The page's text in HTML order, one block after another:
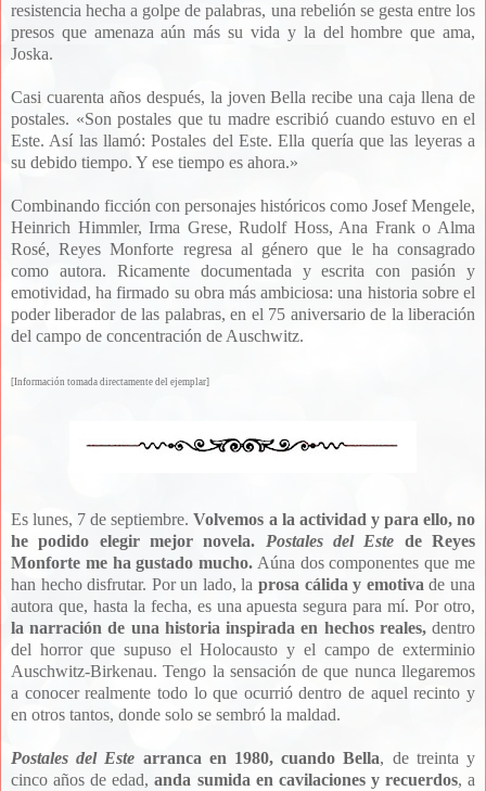
resistencia hecha a golpe de palabras, una rebelión se gesta entre los
presos que amenaza aún más su vida y la del hombre que ama,
Joska.
Casi cuarenta años después, la joven Bella recibe una caja llena de
postales. «Son postales que tu madre escribió cuando estuvo en el
Este. Así las llamó: Postales del Este. Ella quería que las leyeras a
su debido tiempo. Y ese tiempo es ahora.»
Combinando ficción con personajes históricos como Josef Mengele,
Heinrich Himmler, Irma Grese, Rudolf Hoss, Ana Frank o Alma
Rosé, Reyes Monforte regresa al género que le ha consagrado
como autora. Ricamente documentada y escrita con pasión y
emotividad, ha firmado su obra más ambiciosa: una historia sobre el
poder liberador de las palabras, en el 75 aniversario de la liberación
del campo de concentración de Auschwitz.
[Información tomada directamente del ejemplar]
Es lunes, 7 de septiembre.Volvemos a la actividad y para ello, no
he podido elegir mejor novela. Postales del Este de Reyes
Monforte me ha gustado mucho. Aúna dos componentes que me
han hecho disfrutar. Por un lado, laprosa cálida y emotiva de una
autora que, hasta la fecha, es una apuesta segura para mí. Por otro,
la narración de una historia inspirada en hechos reales, dentro
del horror que supuso el Holocausto y el campo de exterminio
Auschwitz-Birkenau. Tengo la sensación de que nunca llegaremos
a conocer realmente todo lo que ocurrió dentro de aquel recinto y
en otros tantos, donde solo se sembró la maldad.
Postales del Este arranca en 1980, cuando Bella, de treinta y
cinco años de edad,anda sumida en cavilaciones y recuerdos, a